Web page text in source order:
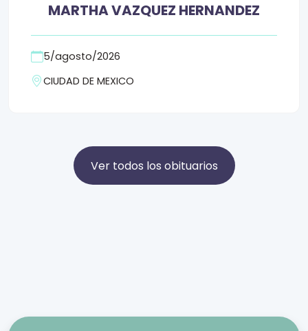
MARTHA VAZQUEZ HERNANDEZ
5/agosto/2026
CIUDAD DE MEXICO
Ver todos los obituarios